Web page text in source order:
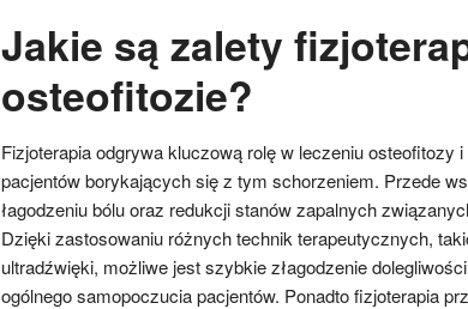
Jakie są zalety
osteofitozie?
Fizjoterapia odgrywa kluczową rolę w leczeniu osteofitozy
pacjentów borykających się z tym schorzeniem. Przede
łagodzeniu bólu oraz redukcji stanów zapalnych
Dzięki zastosowaniu różnych technik terapeutycznych,
ultradźwięki, możliwe jest szybkie złagodzenie
ogólnego samopoczucia pacjentów. Ponadto fizjoterapia